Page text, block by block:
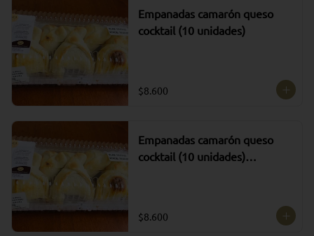
Empanadas camarón queso
cocktail (10 unidades)
$8.600
Empanadas camarón queso
cocktail (10 unidades)
$8.600